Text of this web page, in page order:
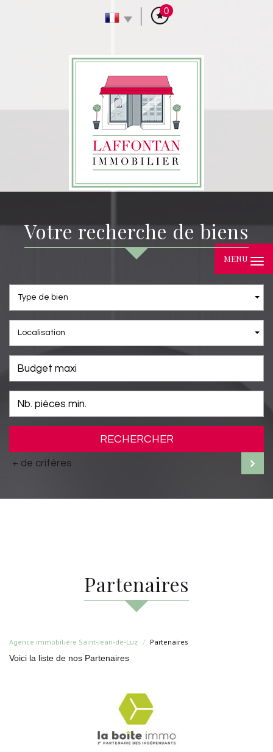
0
MENU
votre recherche de biens
Type de bien
Localisation
RECHERCHER
+ de critéres
partenaires
Agence immobilière Saint-Jean-de-Luz Partenaires
Voici la liste de nos Partenaires